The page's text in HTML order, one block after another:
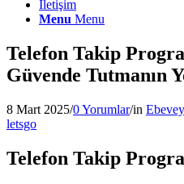
İletişim
Menu Menu
Telefon Takip
Güvende Tutmanın
8 Mart 2025/0 Yorumlar/in
letsgo
Telefon Takip